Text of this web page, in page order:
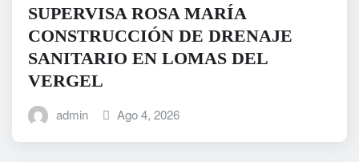
SUPERVISA ROSA MARÍA
CONSTRUCCIÓN DE DRENAJE
SANITARIO EN LOMAS DEL
VERGEL
admin Ago 4, 2026